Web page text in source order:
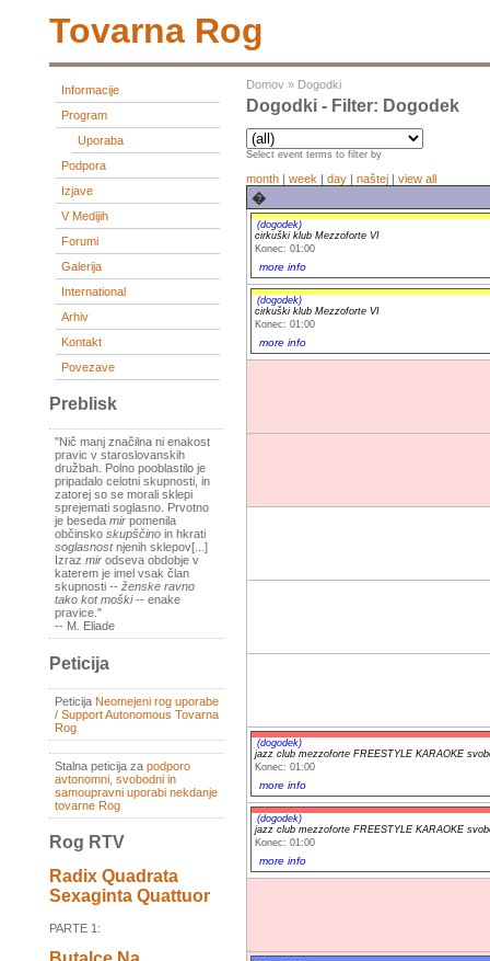
Tovarna Rog
Informacije
Program
Uporaba
Podpora
Izjave
V Medijih
Forumi
Galerija
International
Arhiv
Kontakt
Povezave
Preblisk
"Nič manj značilna ni enakost
pravic v staroslovanskih
družbah. Polno pooblastilo je
pripadalo celotni skupnosti, in
zatorej so se morali sklepi
sprejemati soglasno. Prvotno
je beseda mir pomenila
občinsko skupščino in hkrati
soglasnostnjenih sklepov[...]
Izraz mir odseva obdobje v
katerem je imel vsak član
skupnosti -- ženske ravno
tako kot moški-- enake
pravice."
-- M. Eliade
Peticija
Peticija Neomejeni rog uporabe
/ Support Autonomous Tovarna
Rog
Stalna peticija za podporo
avtonomni, svobodni in
samoupravni uporabi nekdanje
tovarne Rog
Rog RTV
Radix Quadrata
Sexaginta Quattuor
PARTE 1:
Domov » Dogodki
Dogodki - Filter: Dogodek
Select event terms to filter by
month | week | day | naštej | view all
�
(dogodek)
cirkuški klub Mezzoforte VI
Konec: 01:00
more info
(dogodek)
cirkuški klub Mezzoforte VI
Konec: 01:00
more info
(dogodek)
jazz club mezzoforte FREESTYLE KARAOKE
Konec: 01:00
more info
(dogodek)
jazz club mezzoforte FREESTYLE KARAOKE
Konec: 01:00
more info